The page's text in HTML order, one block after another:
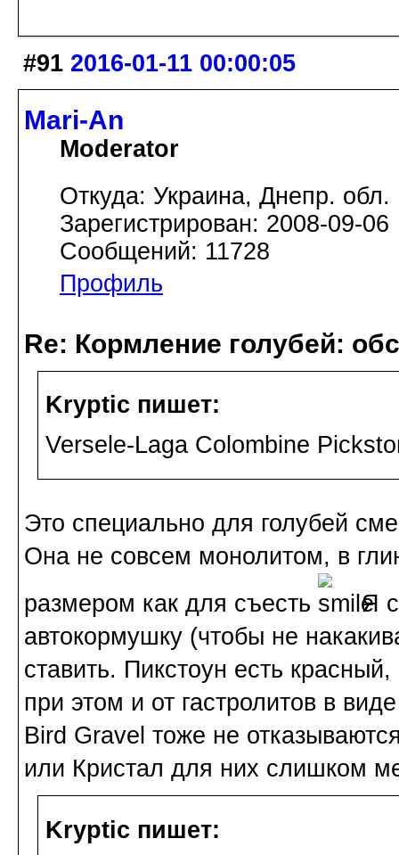
#91 2016-01-11 00:00:05
Mari-An
Moderator
Откуда: Украина, Днепр. обл.
Зарегистрирован: 2008-09-06
Сообщений: 11728
Профиль
Re: Кормление голубей:
Kryptic пишет:
Versele-Laga Colombine
Это специально для голубей
Она не совсем монолитом, в
размером как для съесть
Я
автокормушку (чтобы не
ставить. Пикстоун есть
при этом и от гастролитов в
Bird Gravel тоже не
или Кристал для них слишком
Kryptic пишет: